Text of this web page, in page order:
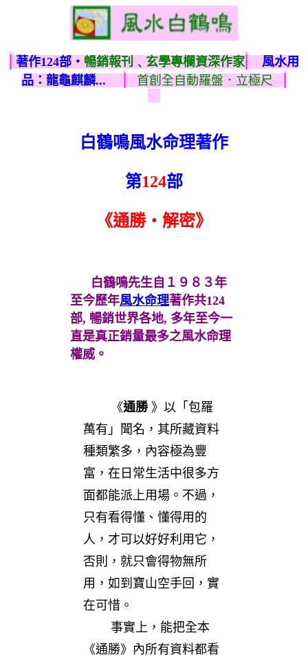
| 著作124部‧ 暢銷報刊﹑玄學專欄資深作家|
風水用
品：龍龜麒麟...
| 首創全自動羅盤．立極尺 |
白鶴鳴風水命理著作
第124部
《通勝‧解密》
白鶴鳴先生自１９８３年
至今歷年風水命理著作共124
部, 暢銷世界各地, 多年至今一
直是真正銷量最多之風水命理
權威。
《通勝》以「包羅
萬有」聞名，其所藏資料
種類繁多，內容極為豐
富，在日常生活中很多方
面都能派上用場。不過，
只有看得懂、懂得用的
人，才可以好好利用它，
否則，就只會得物無所
用，如到寶山空手回，實
在可惜。
事實上，能把全本
《通勝》內所有資料都看